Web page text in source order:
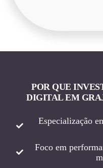
POR QUE
DIGITAL EM
Especialização
Foco em